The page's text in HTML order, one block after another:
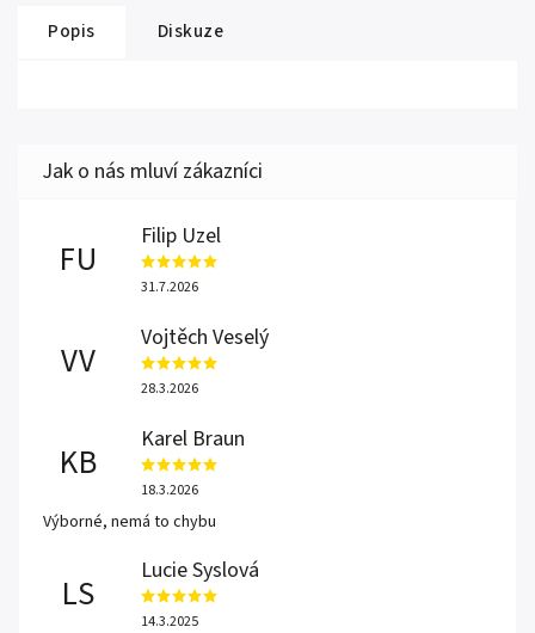
Popis Diskuze
FU
Filip Uzel
31.7.2026
VV
Vojtěch Veselý
28.3.2026
KB
Karel Braun
18.3.2026
Výborné, nemá to chybu
LS
Lucie Syslová
14.3.2025